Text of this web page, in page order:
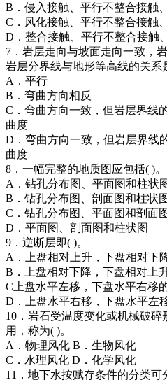
B．侵入接触、平行不整合接触
C．风化接触、平行不整合接触
D．整合接触、平行不整合接触
7．岩层走向与坡面走向一致，
岩层分界线与地形等高线的关系
A．平行
B．弯曲方向相反
C．弯曲方向一致，但岩层界线
曲度
D．弯曲方向一致，但岩层界线
曲度
8．一幅完整的地质图应包括( )。
A．钻孔分布图、平面图和柱状
B．钻孔分布图、剖面图和柱状
C．钻孔分布图、平面图和剖面
D．平面图、剖面图和柱状图
9．逆断层即( )。
A．上盘相对上升，下盘相对下
B．上盘相对下降，下盘相对上
C上盘水平左移，下盘水平右移
D．上盘水平右移，下盘水平左
10．岩石受温度变化或机械破
用，称为( )。
A．物理风化 B．生物风化
C．水理风化 D．化学风化
11．地下水按赋存条件的分类可